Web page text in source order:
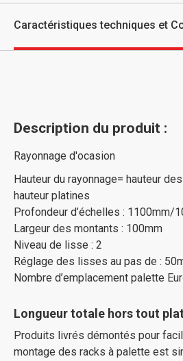
Caractéristiques techniques et
Description du produit :
Rayonnage d'ocasion
Hauteur du rayonnage= hauteur
hauteur platines
Profondeur d’échelles : 1100mm/
Largeur des montants : 100mm
Niveau de lisse : 2
Réglage des lisses au pas de :
Nombre d’emplacement palette
Longueur totale hors tout
Produits livrés démontés pour
montage des racks à palette est